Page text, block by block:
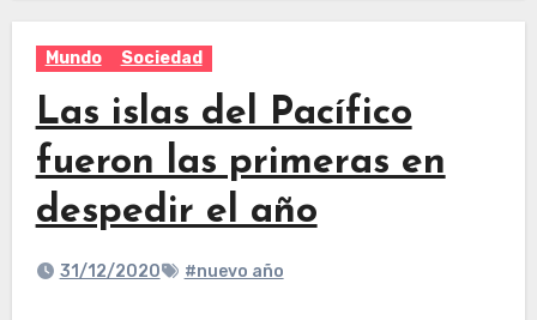
Mundo Sociedad
Las islas del Pacífico
fueron las primeras en
despedir el año
31/12/2020 #nuevo año